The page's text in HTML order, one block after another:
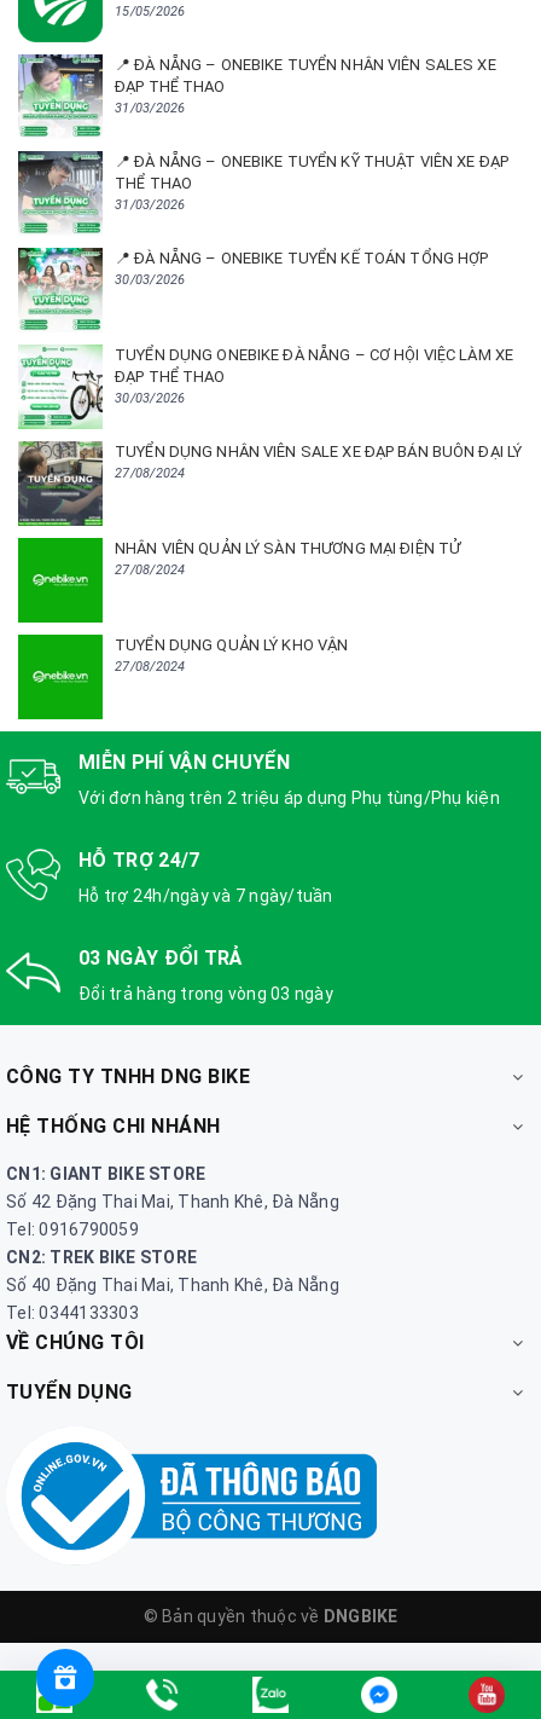
15/05/2026
📍 ĐÀ NẴNG – ONEBIKE TUYỂN NHÂN VIÊN SALES XE
ĐẠP THỂ THAO
31/03/2026
📍 ĐÀ NẴNG – ONEBIKE TUYỂN KỸ THUẬT VIÊN XE ĐẠP
THỂ THAO
31/03/2026
📍 ĐÀ NẴNG – ONEBIKE TUYỂN KẾ TOÁN TỔNG HỢP
30/03/2026
TUYỂN DỤNG ONEBIKE ĐÀ NẴNG – CƠ HỘI VIỆC LÀM XE
ĐẠP THỂ THAO
30/03/2026
TUYỂN DỤNG NHÂN VIÊN SALE XE ĐẠP BÁN BUÔN ĐẠI LÝ
27/08/2024
NHÂN VIÊN QUẢN LÝ SÀN THƯƠNG MẠI ĐIỆN TỬ
27/08/2024
TUYỂN DỤNG QUẢN LÝ KHO VẬN
27/08/2024
MIỄN PHÍ VẬN CHUYỂN
Với đơn hàng trên 2 triệu áp dụng Phụ tùng/Phụ kiện
HỖ TRỢ 24/7
Hỗ trợ 24h/ngày và 7 ngày/tuần
03 NGÀY ĐỔI TRẢ
Đổi trả hàng trong vòng 03 ngày
CÔNG TY TNHH DNG BIKE
HỆ THỐNG CHI NHÁNH
CN1: GIANT BIKE STORE
Số 42 Đặng Thai Mai, Thanh Khê, Đà Nẵng
Tel: 0916790059
CN2: TREK BIKE STORE
Số 40 Đặng Thai Mai, Thanh Khê, Đà Nẵng
Tel: 0344133303
VỀ CHÚNG TÔI
TUYỂN DỤNG
© Bản quyền thuộc về DNGBIKE